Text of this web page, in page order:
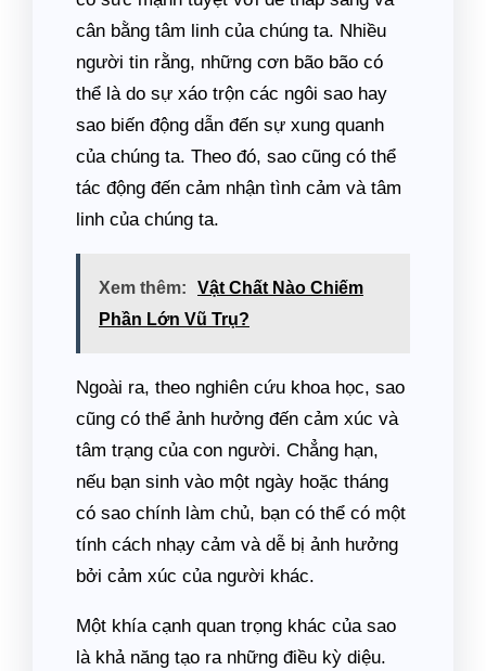
cân bằng tâm linh của chúng ta. Nhiều
người tin rằng, những cơn bão bão có
thể là do sự xáo trộn các ngôi sao hay
sao biến động dẫn đến sự xung quanh
của chúng ta. Theo đó, sao cũng có thể
tác động đến cảm nhận tình cảm và tâm
linh của chúng ta.
Xem thêm:
Vật Chất Nào Chiếm
Phần Lớn Vũ Trụ?
Ngoài ra, theo nghiên cứu khoa học, sao
cũng có thể ảnh hưởng đến cảm xúc và
tâm trạng của con người. Chẳng hạn,
nếu bạn sinh vào một ngày hoặc tháng
có sao chính làm chủ, bạn có thể có một
tính cách nhạy cảm và dễ bị ảnh hưởng
bởi cảm xúc của người khác.
Một khía cạnh quan trọng khác của sao
là khả năng tạo ra những điều kỳ diệu.